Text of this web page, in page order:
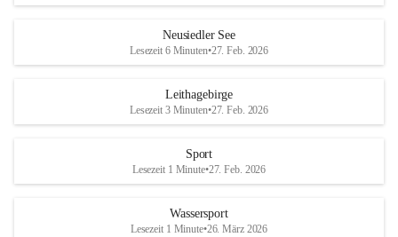
d
S
vor den prognostizierten Ernteausfällen
und den daraus folgenden wirtschaftlichen
Maßnahmen zur Bekämpfung
Rebe und der Amerikanischen
Anhang VBl. EU Nr. 18
d
r
S
Neusiedler See
Lesezeit 6 Minuten•27. Feb. 2026
Leithagebirge
Lesezeit 3 Minuten•27. Feb. 2026
Sport
Lesezeit 1 Minute•27. Feb. 2026
Wassersport
Lesezeit 1 Minute•26. März 2026